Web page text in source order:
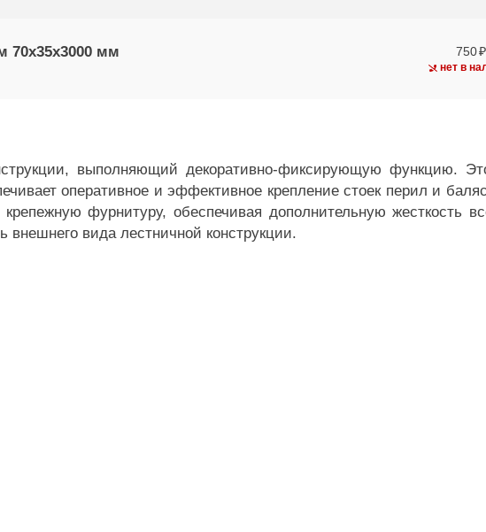
70х35х3000 мм 750
нет в
выполняющий декоративно-фиксирующую функцию.
оперативное и эффективное крепление стоек перил и
фурнитуру, обеспечивая дополнительную жесткость
внешнего вида лестничной конструкции.